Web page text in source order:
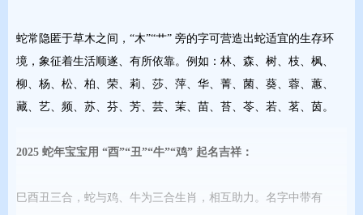
蛇常隐匿于草木之间，“木”“艹” 旁的字可营造出蛇适宜的生存环
境，象征着生活顺遂、有所依靠。例如：林、森、树、枝、枫、
柳、杨、松、柏、荣、莉、莎、萍、华、菁、菌、葵、蓉、蕙、
藏、艺、频、苏、芬、芳、芸、茉、苗、苔、苓、若、茗、茵。
2025 蛇年宝宝用 “酉”“丑”“牛”“鸡” 起名吉祥：
巳酉丑三合，蛇与鸡、牛为三合生肖，相互助力。名字中带有